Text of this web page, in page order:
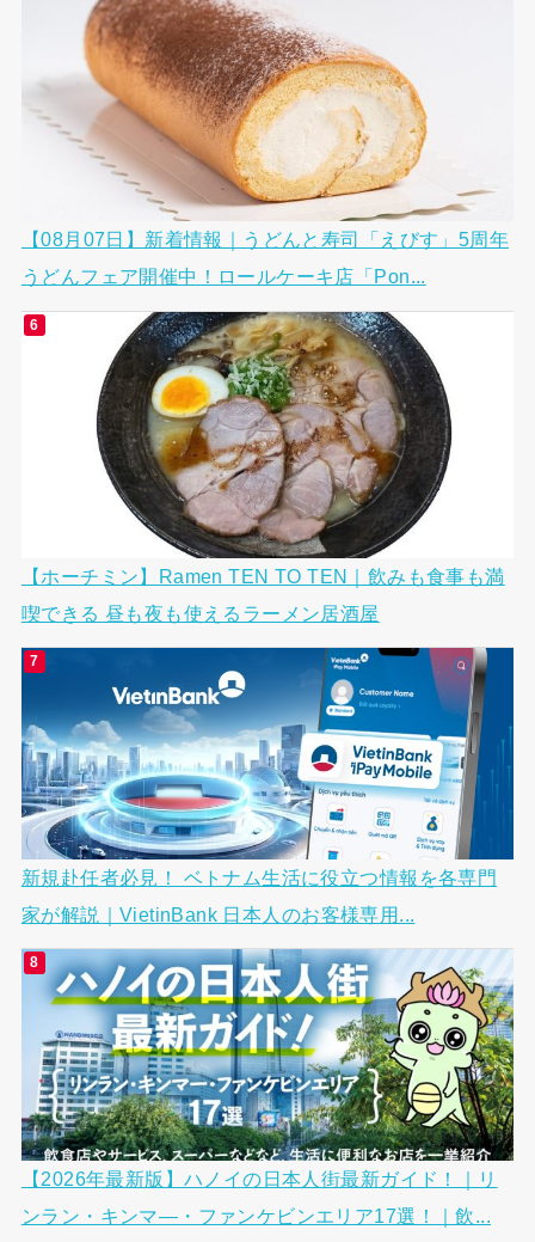
【08月07日】新着情報｜うどんと寿司「えびす」5周年
うどんフェア開催中！ロールケーキ店「Pon...
【ホーチミン】Ramen TEN TO TEN｜飲みも食事も満
喫できる 昼も夜も使えるラーメン居酒屋
新規赴任者必見！ ベトナム生活に役立つ情報を各専門
家が解説｜VietinBank 日本人のお客様専用...
【2026年最新版】ハノイの日本人街最新ガイド！｜リ
ンラン・キンマ―・ファンケビンエリア17選！｜飲...